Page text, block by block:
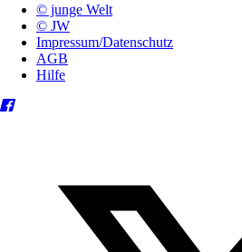
© junge Welt
© JW
Impressum/Datenschutz
AGB
Hilfe